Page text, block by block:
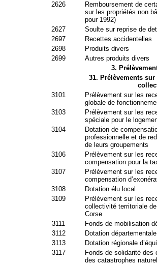
2626
Remboursement de
sur les propriétés non
pour 1992)
2627
Soulte sur reprise de
2697
Recettes accidentelles
2698
Produits divers
2699
Autres produits divers
3.
31. Prélèvements
3101
Prélèvement sur les
globale de
3103
Prélèvement sur les
spéciale pour le
3104
Dotation de
professionnelle et de
de leurs groupements
3106
Prélèvement sur les
compensation pour la
3107
Prélèvement sur les
compensation
3108
Dotation élu local
3109
Prélèvement sur les
collectivité territoriale
Corse
3111
Fonds de mobilisation
3112
Dotation
3113
Dotation régionale
3117
Fonds de solidarité
des catastrophes